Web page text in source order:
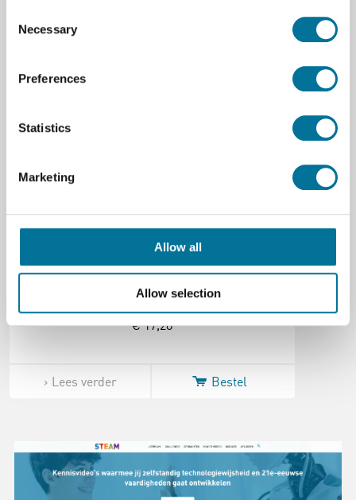
Selection
Necessary
Preferences
Statistics
Marketing
Allow all
Allow selection
Weegpapier | 9 x 11,5 cm | 100 vel
€ 17,28
Lees verder Bestel